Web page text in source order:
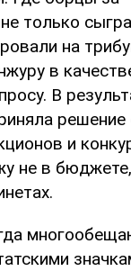
только
на
в
В
решение
и
не в